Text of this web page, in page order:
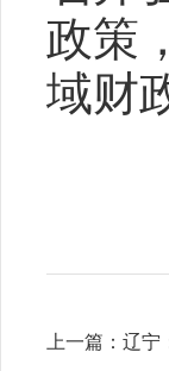
政策
域财
上一篇： 辽宁